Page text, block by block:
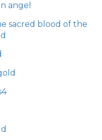
angel
sacred blood of the